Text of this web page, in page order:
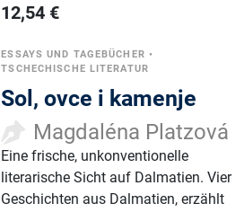
12,54 €
ESSAYS UND TAGEBÜCHER •
TSCHECHISCHE LITERATUR
Sol, ovce i kamenje
Magdaléna Platzová
Eine frische, unkonventionelle
literarische Sicht auf Dalmatien. Vier
Geschichten aus Dalmatien, erzählt